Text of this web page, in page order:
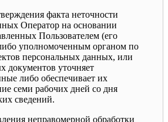
факта неточности
Оператор на основании
Пользователем (его
уполномоченным органом по
персональных данных, или
документов уточняет
либо обеспечивает их
семи рабочих дней со дня
сведений.
неправомерной обработки